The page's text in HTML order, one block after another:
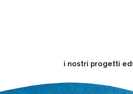
i nostri progetti